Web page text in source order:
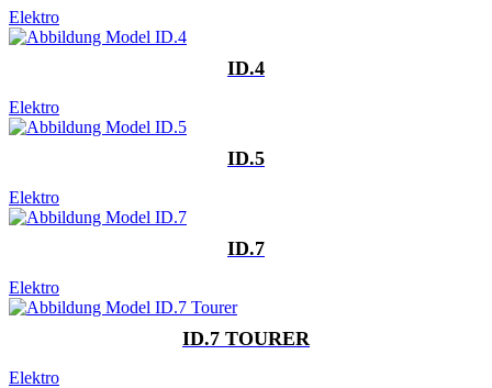
Elektro
ID.4
Elektro
ID.5
Elektro
ID.7
Elektro
ID.7 TOURER
Elektro